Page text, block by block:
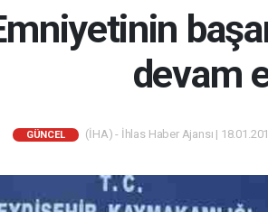
devam
GÜNCEL (İHA) - İhlas Haber Ajansı |